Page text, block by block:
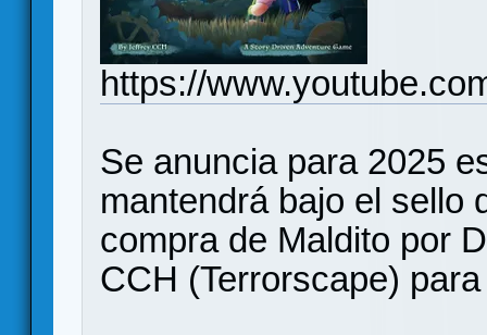
https://
Se anuncia para 2025
mantendrá bajo el sello
compra de Maldito por
CCH (Terrorscape)